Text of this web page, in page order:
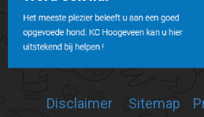
Disclaimer Sitemap